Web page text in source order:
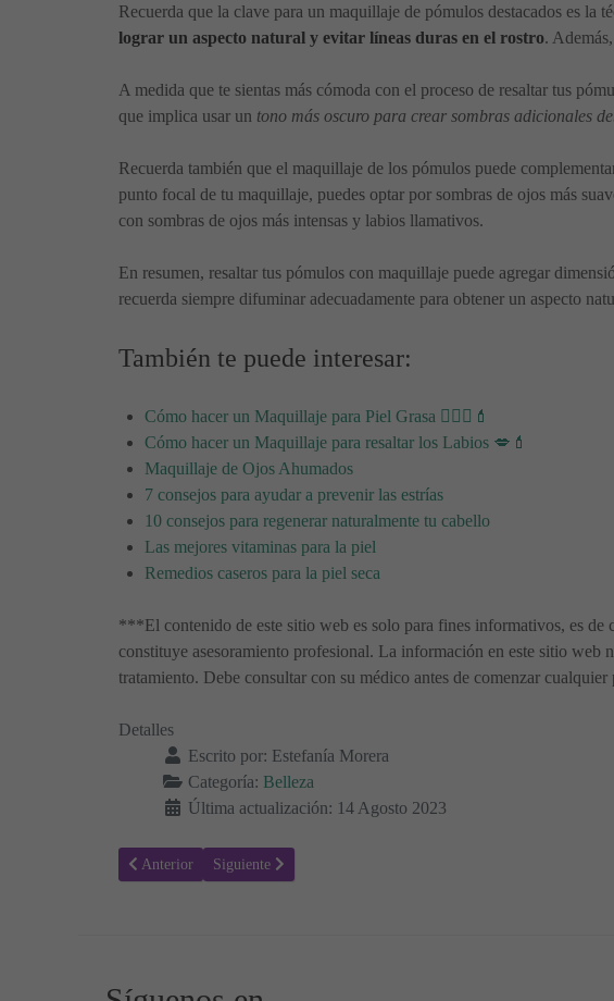
Recuerda que la clave para un maquillaje de pómulos destacados es la
lograr un aspecto natural y evitar líneas duras en el rostro.
A medida que te sientas más cómoda con el proceso de resaltar tus
que implica usar un tono más oscuro para crear sombras adicionales
Recuerda también que el maquillaje de los pómulos puede
punto focal de tu maquillaje, puedes optar por sombras de ojos más
con sombras de ojos más intensas y labios llamativos.
En resumen, resaltar tus pómulos con maquillaje puede agregar
recuerda siempre difuminar adecuadamente para obtener un aspecto
También te puede interesar:
Cómo hacer un Maquillaje para Piel Grasa 👱🏻‍♀️💄
Cómo hacer un Maquillaje para resaltar los Labios 💋💄
Maquillaje de Ojos Ahumados
7 consejos para ayudar a prevenir las estrías
10 consejos para regenerar naturalmente tu cabello
Las mejores vitaminas para la piel
Remedios caseros para la piel seca
***El contenido de este sitio web es solo para fines informativos, es de
constituye asesoramiento profesional. La información en este sitio web
tratamiento. Debe consultar con su médico antes de comenzar
Detalles
Escrito por: Estefanía Morera
Categoría: Belleza
Última actualización: 14 Agosto 2023
Artículo anterior: Rutina de Cuidado de la Piel en Otoño 😍
Anterior Artículo siguiente: Cómo y Cuándo Exfoliar tu Piel para una
Siguiente